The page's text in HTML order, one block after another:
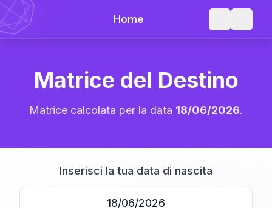
Home
Matrice del Destino
Matrice calcolata per la data 18/06/2026.
Inserisci la tua data di nascita